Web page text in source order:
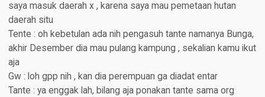
saya masuk daerah x , karena saya mau pemetaan hutan
daerah situ
Tente : oh kebetulan ada nih pengasuh tante namanya Bunga,
akhir Desember dia mau pulang kampung , sekalian kamu ikut
aja
Gw : loh gpp nih , kan dia perempuan ga diadat entar
Tante : ya enggak lah, bilang aja ponakan tante sama org